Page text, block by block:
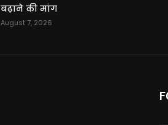
बढ़ाने की मांग
August 7, 2026